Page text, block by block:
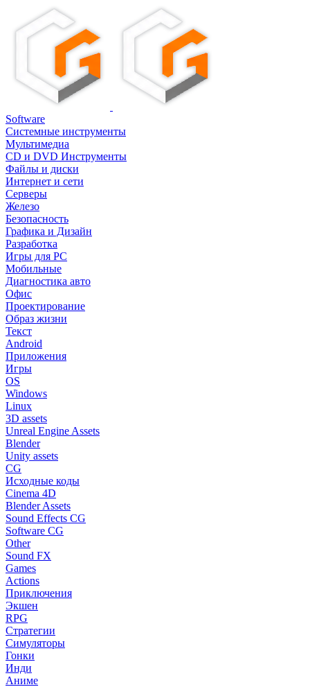
Software
Системные инструменты
Мультимедиа
CD и DVD Инструменты
Файлы и диски
Интернет и сети
Серверы
Железо
Безопасность
Графика и Дизайн
Разработка
Игры для PC
Мобильные
Диагностика авто
Офис
Проектирование
Образ жизни
Текст
Android
Приложения
Игры
OS
Windows
Linux
3D assets
Unreal Engine Assets
Blender
Unity assets
CG
Исходные коды
Cinema 4D
Blender Assets
Sound Effects CG
Software CG
Other
Sound FX
Games
Actions
Приключения
Экшен
RPG
Стратегии
Симуляторы
Гонки
Инди
Аниме